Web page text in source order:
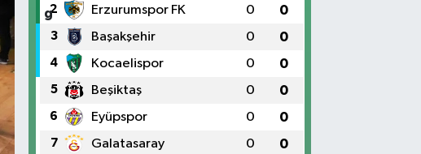
2 Erzurumspor FK 0 0
3 Başakşehir 0 0
4 Kocaelispor 0 0
5 Beşiktaş 0 0
6 Eyüpspor 0 0
7 Galatasaray 0 0